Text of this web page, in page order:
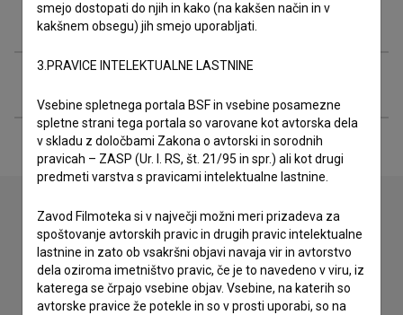
Filmografija (4)
Stik z uredništvom
Spoštovani, s pomočjo spodnjega obrazca lahko stopite v
stik z uredništvom Baze slovenskih filmov. Veseli bomo vaših
odzivov.
smejo dostopati do njih in kako (na kakšen način in v
kakšnem obsegu) jih smejo uporabljati.
3.PRAVICE INTELEKTUALNE LASTNINE
Vsebine spletnega portala BSF in vsebine posamezne
spletne strani tega portala so varovane kot avtorska dela
v skladu z določbami Zakona o avtorski in sorodnih
pravicah – ZASP (Ur. l. RS, št. 21/95 in spr.) ali kot drugi
predmeti varstva s pravicami intelektualne lastnine.
Zavod Filmoteka si v največji možni meri prizadeva za
spoštovanje avtorskih pravic in drugih pravic intelektualne
lastnine in zato ob vsakršni objavi navaja vir in avtorstvo
dela oziroma imetništvo pravic, če je to navedeno v viru, iz
katerega se črpajo vsebine objav. Vsebine, na katerih so
avtorske pravice že potekle in so v prosti uporabi, so na